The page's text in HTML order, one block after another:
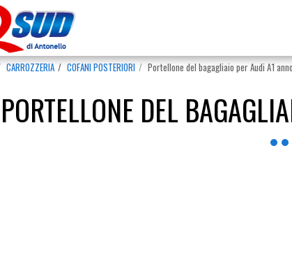
CARROZZERIA COFANI POSTERIORI Portellone del bagagliaio per Audi A1
PORTELLONE DEL